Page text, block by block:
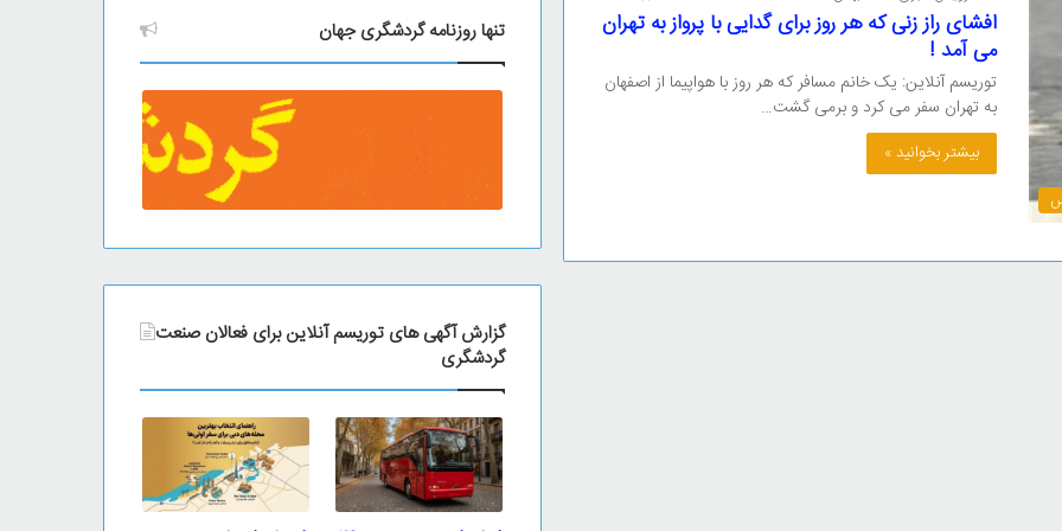
افشای راز زنی که هر روز برای گدایی با پرواز به تهران
می آمد !
توریسم آنلاین: یک خانم مسافر که هر روز با هواپیما از اصفهان
به تهران سفر می کرد و برمی گشت…
بیشتر بخوانید »
تنها روزنامه گردشگری جهان
گزارش آگهی های توریسم آنلاین برای فعالان صنعت
گردشگری